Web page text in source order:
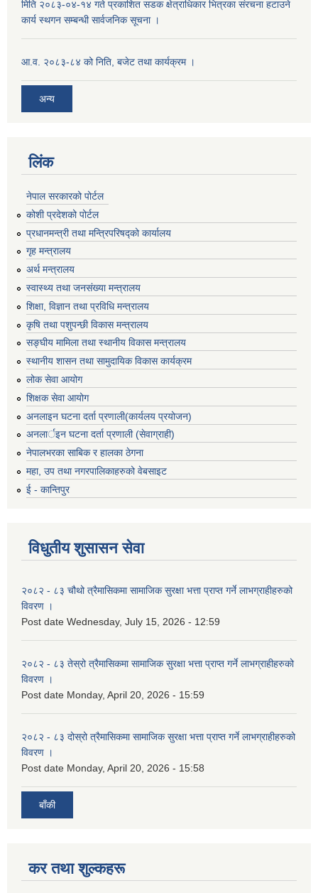
मिति २०८३-०४-१४ गते प्रकाशित सडक क्षेत्राधिकार भित्रका संरचना हटाउने
कार्य स्थगन सम्बन्धी सार्वजनिक सूचना ।
आ.व. २०८३-८४ को निति, बजेट तथा कार्यक्रम ।
अन्य
लिंक
नेपाल सरकारको पोर्टल
कोशी प्रदेशको पोर्टल
प्रधानमन्‍त्री तथा मन्‍त्रिपरिषद्को कार्यालय
गृह मन्‍त्रालय
अर्थ मन्त्रालय
स्वास्थ्य तथा जनसंख्या मन्त्रालय
शिक्षा, विज्ञान तथा प्रविधि मन्त्रालय
कृषि तथा पशुपन्छी विकास मन्त्रालय
सङ्घीय मामिला तथा स्थानीय विकास मन्त्रालय
स्थानीय शासन तथा सामुदायिक विकास कार्यक्रम
लोक सेवा आयोग
शिक्षक सेवा आयोग
अनलाइन घटना दर्ता प्रणाली(कार्यलय प्रयोजन)
अनलार्इन घटना दर्ता प्रणाली (सेवाग्राही)
नेपालभरका साबिक र हालका ठेगना
महा, उप तथा नगरपालिकाहरुको वेबसाइट
ई - कान्तिपुर
विधुतीय शुसासन सेवा
२०८२ - ८३ चौथो त्रैमासिकमा सामाजिक सुरक्षा भत्ता प्राप्त गर्ने लाभग्राहीहरुको
विवरण ।
Post date Wednesday, July 15, 2026 - 12:59
२०८२ - ८३ तेस्रो त्रैमासिकमा सामाजिक सुरक्षा भत्ता प्राप्त गर्ने लाभग्राहीहरुको
विवरण ।
Post date Monday, April 20, 2026 - 15:59
२०८२ - ८३ दोस्रो त्रैमासिकमा सामाजिक सुरक्षा भत्ता प्राप्त गर्ने लाभग्राहीहरुको
विवरण ।
Post date Monday, April 20, 2026 - 15:58
बाँकी
कर तथा शुल्कहरू